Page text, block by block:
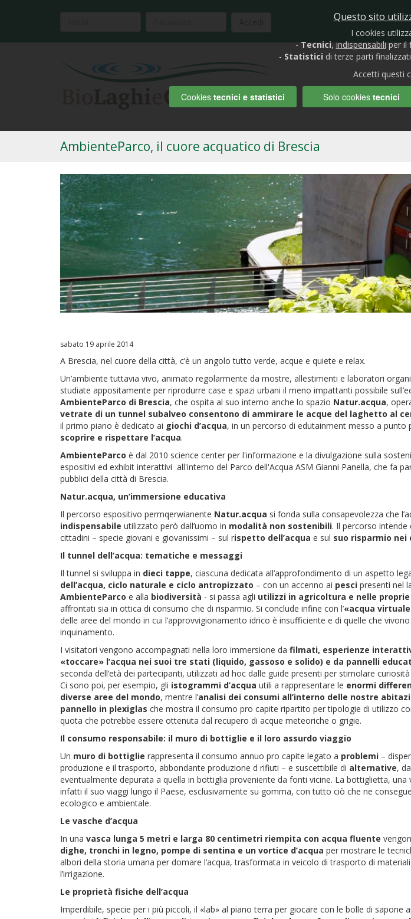
HOME BIOLAGHI E
AmbienteParco, il cuore acquatico di Brescia
sabato 19 aprile 2014
A Brescia, nel cuore della città, c’è un angolo tutto verde, acque e quiete e relax.
Un’ambiente tuttavia vivo, animato regolarmente da mostre, allestimenti e laboratori
studiate appositamente per riprodurre case e spazi urbani il meno impattanti possibile
AmbienteParco di Brescia, che ospita al suo interno anche lo spazio Natur.acqua,
vetrate di un tunnel subalveo consentono di ammirare le acque del laghetto al
il primo piano è dedicato ai giochi d’acqua, in un percorso di edutainment messo a punto
scoprire e rispettare l’acqua.
AmbienteParco è dal 2010 science center per l'informazione e la divulgazione sulla
espositivi ed exhibit interattivi all'interno del Parco dell'Acqua ASM Gianni Panella, che fa
pubblici della città di Brescia.
Natur.acqua, un’immersione educativa
Il percorso espositivo permqerwianente Natur.acqua si fonda sulla consapevolezza che
indispensabile utilizzato però dall’uomo in modalità non sostenibili. Il percorso intende
cittadini – specie giovani e giovanissimi – sul rispetto dell’acqua e sul suo risparmio
Il tunnel dell’acqua: tematiche e messaggi
Il tunnel si sviluppa in dieci tappe, ciascuna dedicata all’approfondimento di un aspetto
dell’acqua, ciclo naturale e ciclo antropizzato – con un accenno ai pesci presenti nel
AmbienteParco e alla biodiversità - si passa agli utilizzi in agricoltura e nelle proprie
affrontati sia in ottica di consumo che di risparmio. Si conclude infine con l’«acqua
delle aree del mondo in cui l’approvvigionamento idrico è insufficiente e di quelle che
inquinamento.
I visitatori vengono accompagnati nella loro immersione da filmati, esperienze
«toccare» l’acqua nei suoi tre stati (liquido, gassoso e solido) e da pannelli
seconda dell’età dei partecipanti, utilizzati ad hoc dalle guide presenti per stimolare
Ci sono poi, per esempio, gli istogrammi d’acqua utili a rappresentare le enormi
diverse aree del mondo, mentre l’analisi dei consumi all’interno delle nostre
pannello in plexiglas che mostra il consumo pro capite ripartito per tipologie di utilizzo
quota che potrebbe essere ottenuta dal recupero di acque meteoriche o grigie.
Il consumo responsabile: il muro di bottiglie e il loro assurdo viaggio
Un muro di bottiglie rappresenta il consumo annuo pro capite legato a problemi –
produzione e il trasporto, abbondante produzione d rifiuti – e suscettibile di alternative,
eventualmente depurata a quella in bottiglia proveniente da fonti vicine. La bottiglietta, una
infatti il suo viaggi lungo il Paese, esclusivamente su gomma, con tutto ciò che ne
ecologico e ambientale.
Le vasche d’acqua
In una vasca lunga 5 metri e larga 80 centimetri riempita con acqua fluente
dighe, tronchi in legno, pompe di sentina e un vortice d’acqua per mostrare le
albori della storia umana per domare l’acqua, trasformata in veicolo di trasporto di
l’irrigazione.
Le proprietà fisiche dell’acqua
Imperdibile, specie per i più piccoli, il «lab» al piano terra per giocare con le bolle di sapone
Questo sito
I cookies
-Tecnici,indispensabiliper il
- Statistici di terze parti
Accetti questi
Cookies tecnici e statistici Solo cookies tecnici